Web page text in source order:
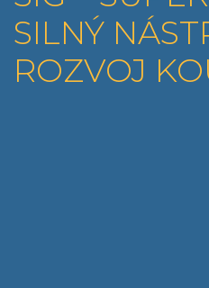
SILNÝ
ROZVOJ